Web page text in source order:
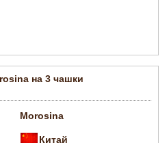
на 3 чашки
Morosina
Китай